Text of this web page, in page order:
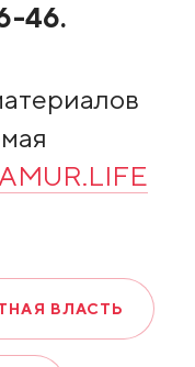
46.
ВЛАСТЬ